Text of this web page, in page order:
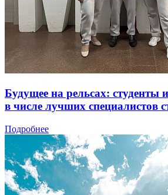
Будущее на рельсах: студенты
в числе лучших специалистов
Подробнее